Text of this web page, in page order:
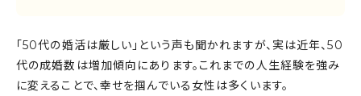
「50代の婚活は厳しい」という声も聞かれますが、実は近年、50
代の成婚数は増加傾向にあります。これまでの人生経験を強み
に変えることで、幸せを掴んでいる女性は多くいます。